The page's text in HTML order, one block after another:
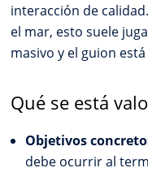
interacción de
el mar, esto suele
masivo y el guion
Qué se está
Objetivos
debe ocurrir al